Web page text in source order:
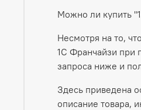
Можно ли купить
Несмотря на то,
1С Франчайзи при
запроса ниже и
Здесь приведена
описание товара,